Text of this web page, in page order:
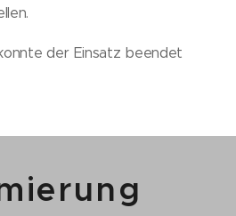
der Einsatz beendet